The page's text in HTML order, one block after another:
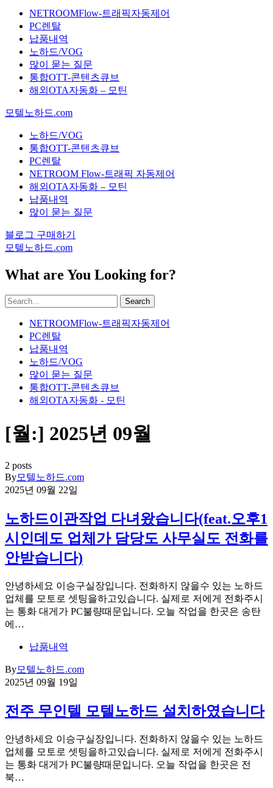
NETROOMFlow-트래픽자동제어
PC렌탈
납품내역
노하드/VOG
많이 묻는 질문
통합OTT-콘텐츠큐브
해외OTA자동화 – 모틴
모텔노하드.com
노하드/VOG
통합OTT-콘텐츠큐브
PC렌탈
NETROOM Flow-트래픽 자동제어
해외OTA자동화 – 모틴
납품내역
많이 묻는 질문
블로그 구매하기
모텔노하드.com
What are You Looking for?
Search
NETROOMFlow-트래픽자동제어
PC렌탈
납품내역
노하드/VOG
많이 묻는 질문
통합OTT-콘텐츠큐브
해외OTA자동화 - 모틴
[월:] 2025년 09월
2 posts
By모텔노하드.com
2025년 09월 22일
노하드이관작업 다녀왔습니다(feat.오후1
시인데도 업체가 담당도 사무실도 전화를
안받습니다)
안녕하세요 이승구실장입니다. 전화하지 않을수 있는 노하드
업체를 모토로 셋팅을하고있습니다. 실제로 저에게 전화주시
는 통화 대게가 PC불량때문입니다. 오늘 작업을 한곳은 송탄
에…
납품내역
By모텔노하드.com
2025년 09월 19일
전주 무인텔 모텔노하드 설치하였습니다
안녕하세요 이승구실장입니다. 전화하지 않을수 있는 노하드
업체를 모토로 셋팅을하고있습니다. 실제로 저에게 전화주시
는 통화 대게가 PC불량때문입니다. 오늘 작업을 한곳은 전
북…